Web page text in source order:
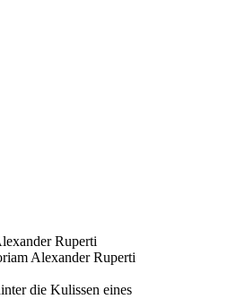
Ruperti
Alexander Ruperti
die Kulissen eines